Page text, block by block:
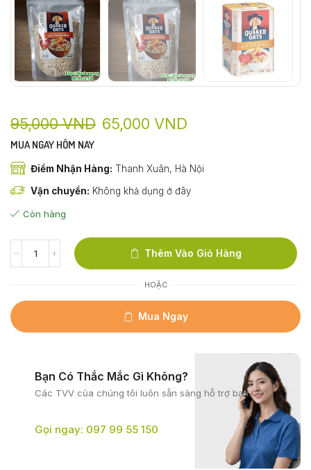
95,000VND 65,000 VND
MUA NGAY HÔM NAY
Điểm Nhận Hàng: Thanh Xuân, Hà Nội
Vận chuyển: Không khả dụng ở đây
Còn hàng
Thêm Vào Giỏ Hàng
HOẶC
Mua Ngay
Bạn Có Thắc Mắc Gì Không?
Các TVV của chúng tôi luôn sẵn sàng hỗ trợ bạn.
Gọi ngay: 097 99 55 150